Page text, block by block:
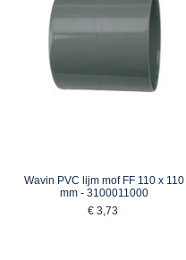
Wavin PVC lijm mof FF 110 x 110
mm - 3100011000
€ 3,73